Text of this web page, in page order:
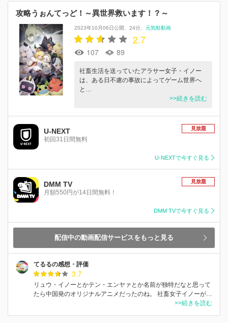
攻略うぉんてっど！～異世界救います！？～
2023年10月06日公開 24分 元気蛙動画
2.7
107 89
社畜生活を送っていたアラサー女子・イノー
は、ある日不慮の事故によってゲーム世界へ
と…
>>続きを読む
U-NEXT
初回31日間無料
見放題
U-NEXTで今すぐ見る
DMM TV
月額550円が14日間無料！
見放題
DMM TVで今すぐ見る
配信中の動画配信サービスをもっと見る
てるるの感想・評価
3.7
リュウ・イノーとかテン・エンヤァとか名前が独特だなと思って
たら中国発のオリジナルアニメだったのね。 社畜女子イノーが…
>>続きを読む